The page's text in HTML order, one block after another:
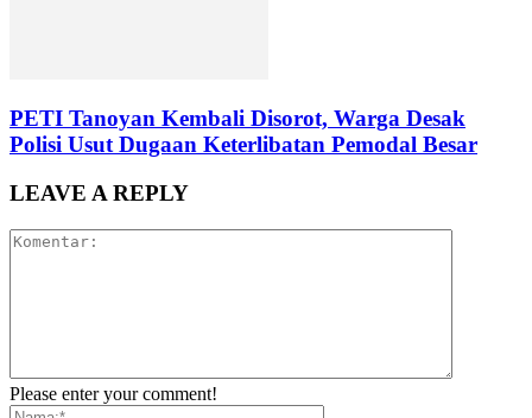
PETI Tanoyan Kembali Disorot, Warga Desak
Polisi Usut Dugaan Keterlibatan Pemodal Besar
LEAVE A REPLY
Please enter your comment!